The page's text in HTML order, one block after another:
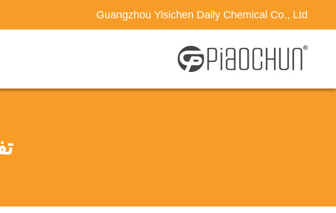
Guangzhou Yisichen Daily Chemical Co., Ltd